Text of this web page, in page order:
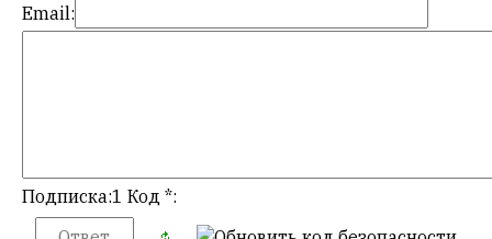
Email:
Подписка:1 Код *: